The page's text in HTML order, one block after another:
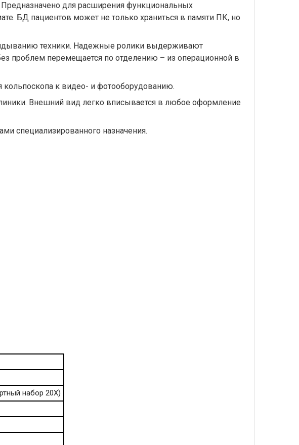
для расширения функциональных
БД пациентов может не только храниться в памяти ПК, но
техники. Надежные ролики выдерживают
проблем перемещается по отделению – из операционной в
кольпоскопа к видео- и фотооборудованию.
Внешний вид легко вписывается в любое оформление
специализированного назначения.
набор 20Х)